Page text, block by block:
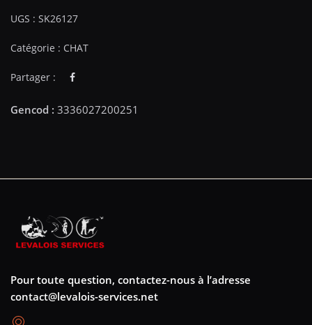
UGS : SK26127
Catégorie : CHAT
Partager :
Pour toute question, contactez-nous à l’adresse
contact@levalois-services.net